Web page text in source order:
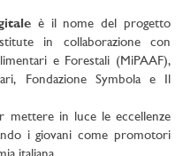
è il nome del progetto
in collaborazione con
e Forestali (MiPAAF),
Fondazione Symbola e Il
mettere in luce le eccellenze
i giovani come promotori